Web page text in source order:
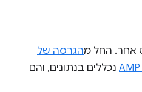
הגרסה של
נכללים בנתונים, והם